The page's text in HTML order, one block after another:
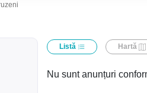
Listă Hartă
Nu sunt anunțuri